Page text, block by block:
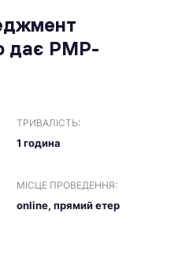
дає PMP-
ТРИВАЛІСТЬ:
1 година
МІСЦЕ ПРОВЕДЕННЯ:
online, прямий етер